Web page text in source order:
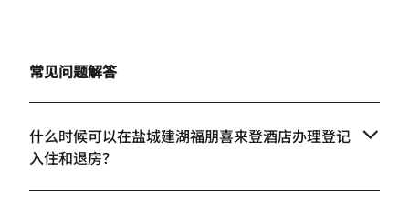
常见问题解答
什么时候可以在盐城建湖福朋喜来登酒店办理登记
入住和退房？